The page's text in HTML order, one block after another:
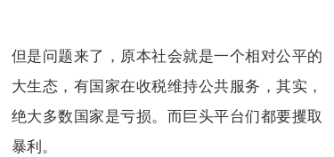
但是问题来了，原本社会就是一个相对公平的
大生态，有国家在收税维持公共服务，其实，
绝大多数国家是亏损。而巨头平台们都要攫取
暴利。